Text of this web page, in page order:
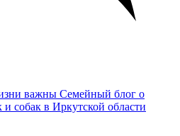
важны Семейный блог о
собак в Иркутской области